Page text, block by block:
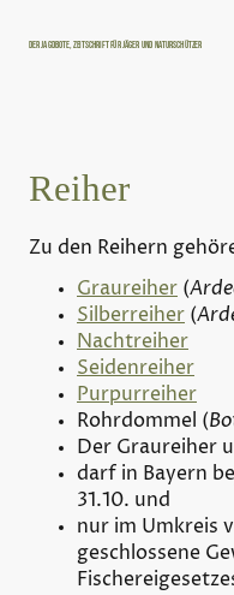
Der Jagdbote, Zeitschrift für Jäger und Naturschützer
Reiher
Zu den Reihern
Graureiher (
Silberreiher (
Nachtreiher
Seidenreiher
Purpurreiher
Rohrdommel (
Der Graureiher
darf in Bayern
31.10. und
nur im Umkreis
geschlossene